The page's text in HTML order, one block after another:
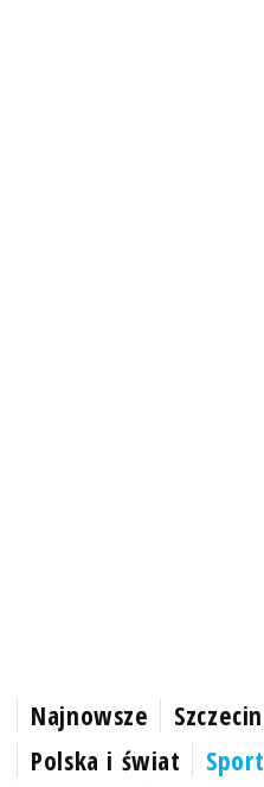
Najnowsze Szczecin
Polska i świat
Sport